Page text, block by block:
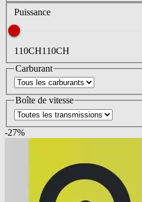
Puissance
110CH110CH
Carburant
Boîte de vitesse
-27%